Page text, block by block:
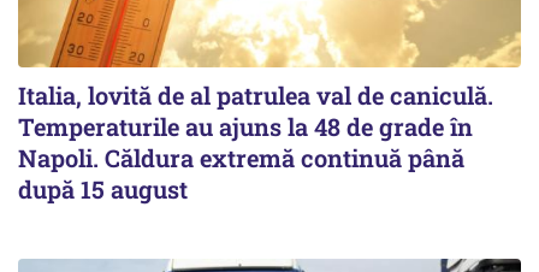
Italia, lovită de al patrulea val de caniculă.
Temperaturile au ajuns la 48 de grade în
Napoli. Căldura extremă continuă până
după 15 august